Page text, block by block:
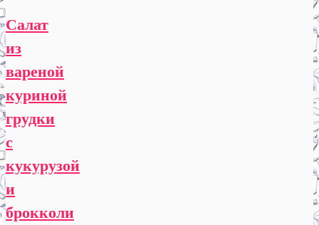
Салат
из
вареной
куриной
грудки
с
кукурузой
и
брокколи